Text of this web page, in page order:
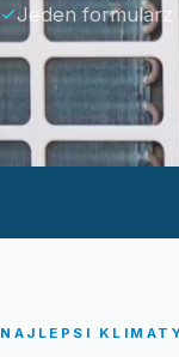
Jeden
NAJLEPSI